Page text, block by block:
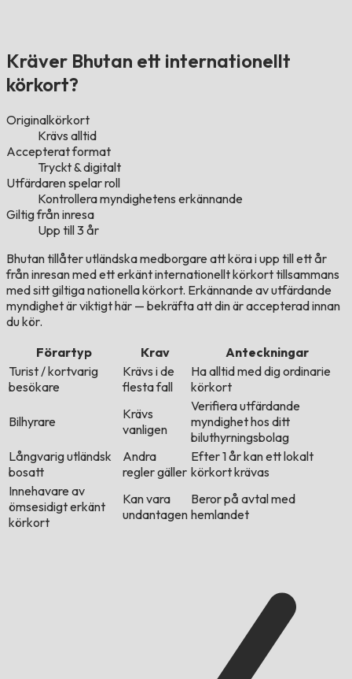
Kräver Bhutan ett internationellt
körkort?
Originalkörkort
Krävs alltid
Accepterat format
Tryckt & digitalt
Utfärdaren spelar roll
Kontrollera myndighetens erkännande
Giltig från inresa
Upp till 3 år
Bhutan tillåter utländska medborgare att köra i upp till ett år
från inresan med ett erkänt internationellt körkort tillsammans
med sitt giltiga nationella körkort. Erkännande av utfärdande
myndighet är viktigt här — bekräfta att din är accepterad innan
du kör.
Förartyp
Krav
Anteckningar
Turist / kortvarig
besökare
Krävs i de
flesta fall
Ha alltid med dig ordinarie
körkort
Bilhyrare
Krävs
vanligen
Verifiera utfärdande
myndighet hos ditt
biluthyrningsbolag
Långvarig utländsk
bosatt
Andra
regler gäller
Efter 1 år kan ett lokalt
körkort krävas
Innehavare av
ömsesidigt erkänt
körkort
Kan vara
undantagen
Beror på avtal med
hemlandet